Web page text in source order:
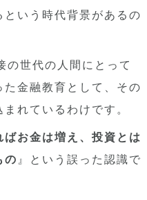
いう時代背景があるの
の世代の人間にとって
金融教育として、その
れているわけです。
お金は増え、投資とは
の 』という誤った認識で